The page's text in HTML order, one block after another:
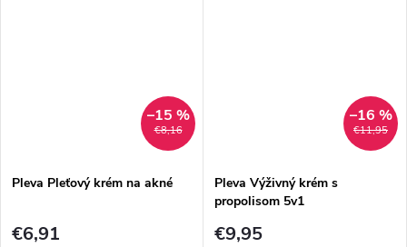
€8,16
–15 %
Pleva Pleťový krém na akné
€6,91
€11,95
–16 %
Pleva Výživný krém s
propolisom 5v1
€9,95